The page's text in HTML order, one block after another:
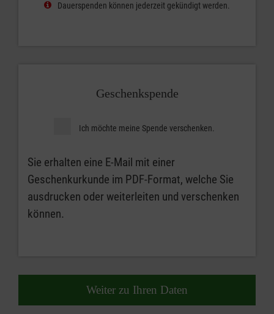
Dauerspenden können jederzeit gekündigt werden.
Geschenkspende
Ich möchte meine Spende verschenken.
Sie erhalten eine E-Mail mit einer
Geschenkurkunde im PDF-Format, welche Sie
ausdrucken oder weiterleiten und verschenken
können.
Weiter zu Ihren Daten